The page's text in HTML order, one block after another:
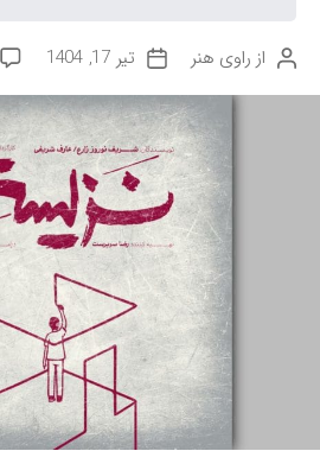
ن
از راوی هنر
ت
ر
ی
خ
ن
و
ش
ه
تیر 17, 1404